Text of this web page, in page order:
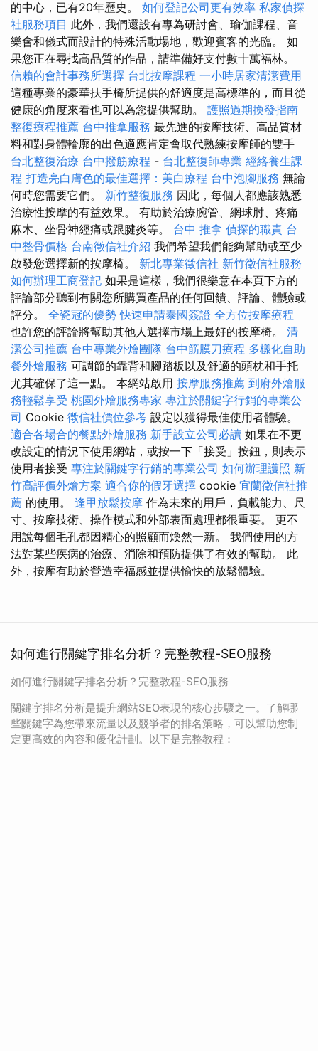
的中心，已有20年歷史。 如何登記公司更有效率 私家偵探
社服務項目 此外，我們還設有專為研討會、瑜伽課程、音
樂會和儀式而設計的特殊活動場地，歡迎賓客的光臨。 如
果您正在尋找高品質的作品，請準備好支付數十萬福林。
信賴的會計事務所選擇 台北按摩課程 一小時居家清潔費用
這種專業的豪華扶手椅所提供的舒適度是高標準的，而且從
健康的角度來看也可以為您提供幫助。 護照過期換發指南
整復療程推薦 台中推拿服務 最先進的按摩技術、高品質材
料和對身體輪廓的出色適應肯定會取代熟練按摩師的雙手
台北整復治療 台中撥筋療程 - 台北整復師專業 經絡養生課
程 打造亮白膚色的最佳選擇：美白療程 台中泡腳服務 無論
何時您需要它們。 新竹整復服務 因此，每個人都應該熟悉
治療性按摩的有益效果。 有助於治療腕管、網球肘、疼痛
麻木、坐骨神經痛或跟腱炎等。 台中 推拿 偵探的職責 台
中整骨價格 台南徵信社介紹 我們希望我們能夠幫助或至少
啟發您選擇新的按摩椅。 新北專業徵信社 新竹徵信社服務
如何辦理工商登記 如果是這樣，我們很樂意在本頁下方的
評論部分聽到有關您所購買產品的任何回饋、評論、體驗或
評分。 全瓷冠的優勢 快速申請泰國簽證 全方位按摩療程
也許您的評論將幫助其他人選擇市場上最好的按摩椅。 清
潔公司推薦 台中專業外燴團隊 台中筋膜刀療程 多樣化自助
餐外燴服務 可調節的靠背和腳踏板以及舒適的頭枕和手托
尤其確保了這一點。 本網站啟用 按摩服務推薦 到府外燴服
務輕鬆享受 桃園外燴服務專家 專注於關鍵字行銷的專業公
司 Cookie 徵信社價位參考 設定以獲得最佳使用者體驗。
適合各場合的餐點外燴服務 新手設立公司必讀 如果在不更
改設定的情況下使用網站，或按一下「接受」按鈕，則表示
使用者接受 專注於關鍵字行銷的專業公司 如何辦理護照 新
竹高評價外燴方案 適合你的假牙選擇 cookie 宜蘭徵信社推
薦 的使用。 逢甲放鬆按摩 作為未來的用戶，負載能力、尺
寸、按摩技術、操作模式和外部表面處理都很重要。 更不
用說每個毛孔都因精心的照顧而煥然一新。 我們使用的方
法對某些疾病的治療、消除和預防提供了有效的幫助。 此
外，按摩有助於營造幸福感並提供愉快的放鬆體驗。
如何進行關鍵字排名分析？完整教程-SEO服務
如何進行關鍵字排名分析？完整教程-SEO服務
關鍵字排名分析是提升網站SEO表現的核心步驟之一。了解哪
些關鍵字為您帶來流量以及競爭者的排名策略，可以幫助您制
定更高效的內容和優化計劃。以下是完整教程：